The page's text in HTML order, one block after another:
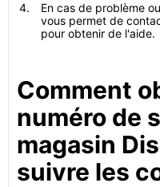
En cas de problème
vous permet de
pour obtenir de l'aide.
Comment
numéro de
magasin
suivre les